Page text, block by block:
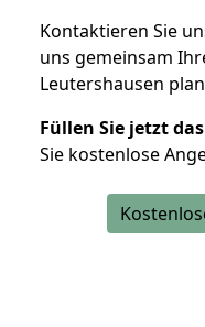
Kontaktieren Sie
uns gemeinsam
Leutershausen
Füllen Sie jetzt
Sie kostenlose